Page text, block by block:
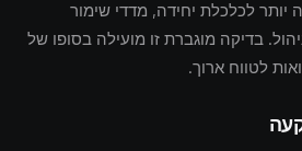
לכלכלת יחידה, מדדי שימור
בדיקה מוגברת זו מועילה בסופו של
לטווח ארוך.